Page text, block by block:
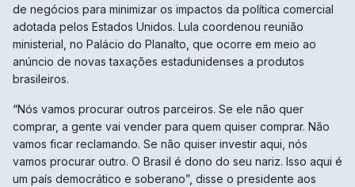
de negócios para minimizar os impactos da política comercial
adotada pelos Estados Unidos. Lula coordenou reunião
ministerial, no Palácio do Planalto, que ocorre em meio ao
anúncio de novas taxações estadunidenses a produtos
brasileiros.
“Nós vamos procurar outros parceiros. Se ele não quer
comprar, a gente vai vender para quem quiser comprar. Não
vamos ficar reclamando. Se não quiser investir aqui, nós
vamos procurar outro. O Brasil é dono do seu nariz. Isso aqui é
um país democrático e soberano”, disse o presidente aos